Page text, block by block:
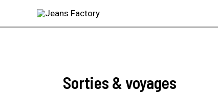
Sorties & voyages